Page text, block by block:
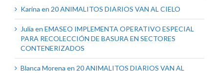
Karina en 20 ANIMALITOS DIARIOS VAN AL CIELO
Julia en EMASEO IMPLEMENTA OPERATIVO ESPECIAL
PARA RECOLECCIÓN DE BASURA EN SECTORES
CONTENERIZADOS
Blanca Morena en 20 ANIMALITOS DIARIOS VAN AL